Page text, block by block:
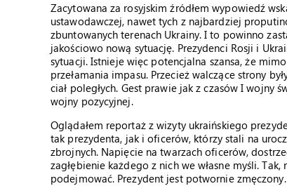
Zacytowana za rosyjskim źródłem wypowiedź
ustawodawczej, nawet tych z najbardziej
zbuntowanych terenach Ukrainy. I to powinno
jakościowo nową sytuację. Prezydenci Rosji i
sytuacji. Istnieje więc potencjalna szansa, że
przełamania impasu. Przecież walczące strony
ciał poległych. Gest prawie jak z czasów I wojny
wojny pozycyjnej.
Oglądałem reportaż z wizyty ukraińskiego
tak prezydenta, jak i oficerów, którzy stali na
zbrojnych. Napięcie na twarzach oficerów,
zagłębienie każdego z nich we własne myśli.
podejmować. Prezydent jest potwornie zmęczony.